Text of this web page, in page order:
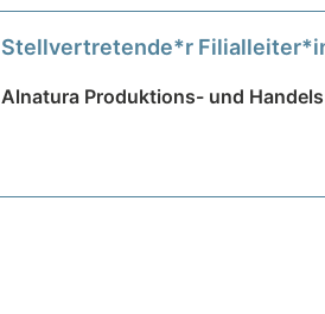
Stellvertretende*r
Alnatura Produktions- und